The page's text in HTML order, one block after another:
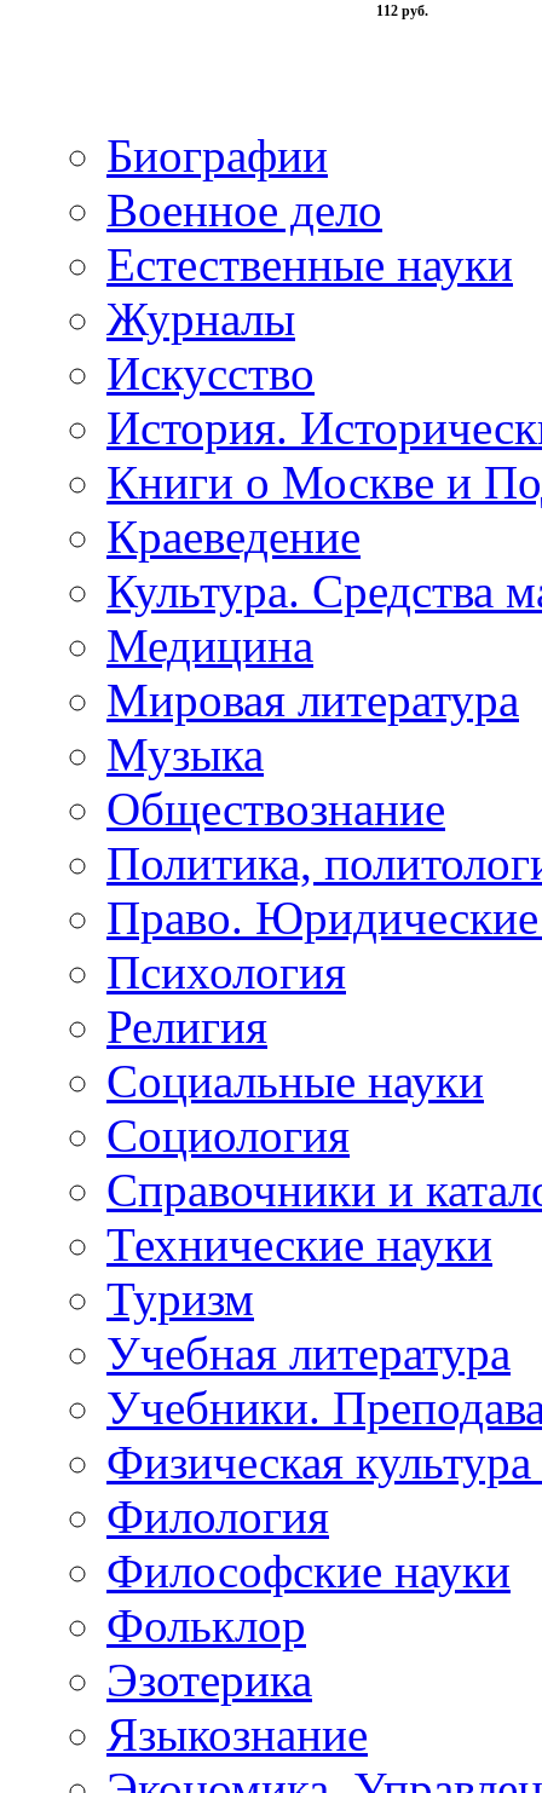
112 руб.
Биографии
Военное дело
Естественные науки
Журналы
Искусство
История.
Книги о Москве и
Краеведение
Культура. Средства
Медицина
Мировая литература
Музыка
Обществознание
Политика,
Право.
Психология
Религия
Социальные науки
Социология
Справочники и
Технические науки
Туризм
Учебная литература
Учебники.
Физическая
Филология
Философские науки
Фольклор
Эзотерика
Языкознание